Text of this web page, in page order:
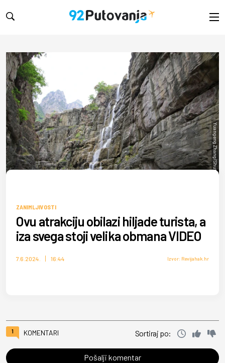
Yuangeng Zhang/Shutterstock
ZANIMLJIVOSTI
Ovu atrakciju obilazi hiljade turista, a
iza svega stoji velika obmana VIDEO
7.6.2024. 16:44 Izvor: Revijahak.hr
1 KOMENTARI Sortiraj po:
Pošalji komentar